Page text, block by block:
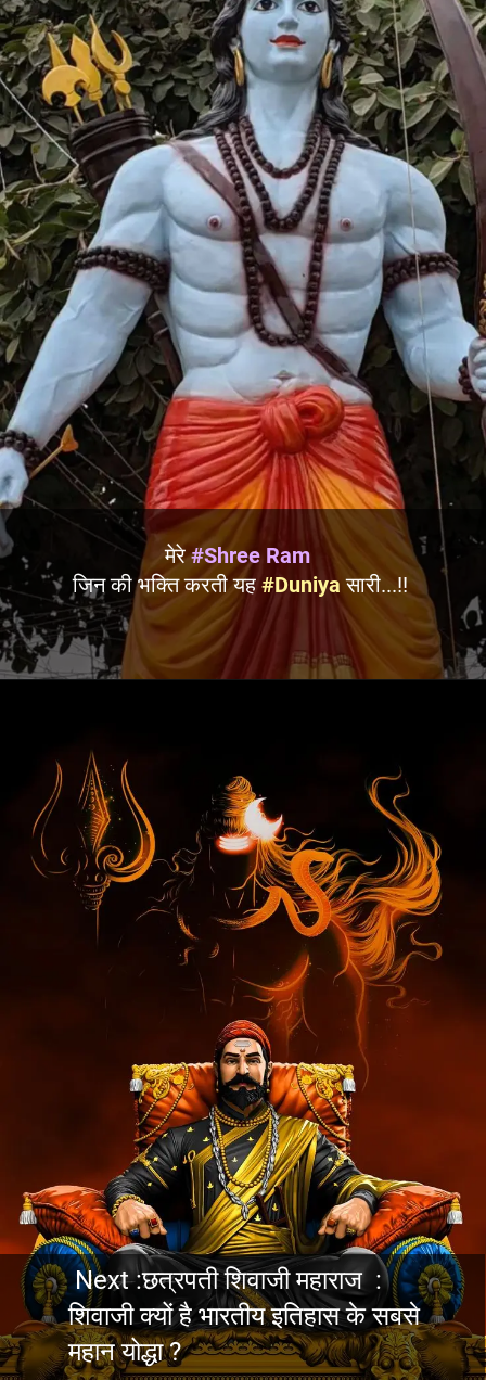
मेरे#Shree Ram
जिन की भक्ति करती यह#Duniya सारी...!!
Next :छत्रपती शिवाजी महाराज :
शिवाजी क्यों है भारतीय इतिहास के सबसे
महान योद्धा ?